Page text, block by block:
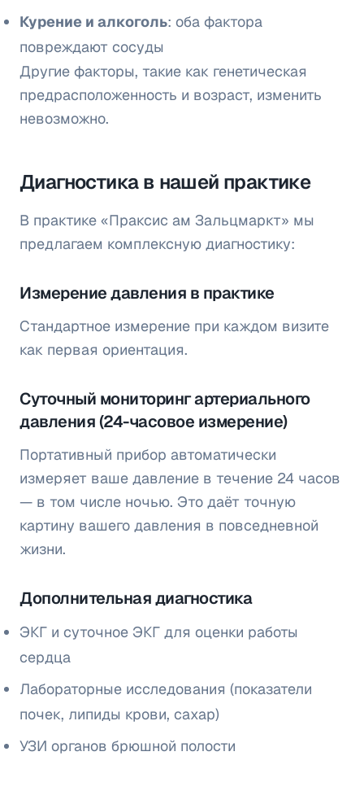
Курение и алкоголь: оба фактора
повреждают сосуды
Другие факторы, такие как генетическая
предрасположенность и возраст, изменить
невозможно.
Диагностика в нашей практике
В практике «Праксис ам Зальцмаркт» мы
предлагаем комплексную диагностику:
Измерение давления в практике
Стандартное измерение при каждом визите
как первая ориентация.
Суточный мониторинг артериального
давления (24-часовое измерение)
Портативный прибор автоматически
измеряет ваше давление в течение 24 часов
— в том числе ночью. Это даёт точную
картину вашего давления в повседневной
жизни.
Дополнительная диагностика
ЭКГ и суточное ЭКГ для оценки работы
сердца
Лабораторные исследования (показатели
почек, липиды крови, сахар)
УЗИ органов брюшной полости